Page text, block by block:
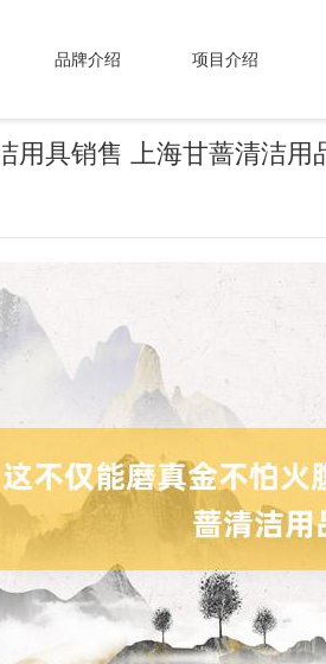
品牌介绍 项目介绍
用具销售 上海甘蔷清洁用